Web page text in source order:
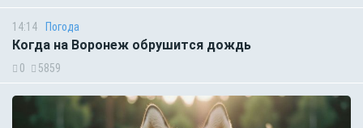
14:14 Погода
Когда на Воронеж обрушится дождь
0 5859